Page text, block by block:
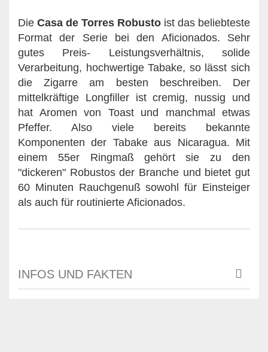
Die Casa de Torres Robusto ist das beliebteste
Format der Serie bei den Aficionados. Sehr
gutes Preis- Leistungsverhältnis, solide
Verarbeitung, hochwertige Tabake, so lässt sich
die Zigarre am besten beschreiben. Der
mittelkräftige Longfiller ist cremig, nussig und
hat Aromen von Toast und manchmal etwas
Pfeffer. Also viele bereits bekannte
Komponenten der Tabake aus Nicaragua. Mit
einem 55er Ringmaß gehört sie zu den
"dickeren" Robustos der Branche und bietet gut
60 Minuten Rauchgenuß sowohl für Einsteiger
als auch für routinierte Aficionados.
INFOS UND FAKTEN